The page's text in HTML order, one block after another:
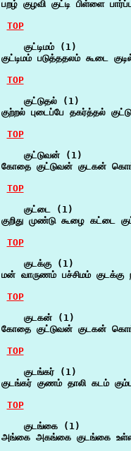
பறழ் குழவி குட்டி பிள்ளை
TOP
    குட்டிமம் (1)
குட்டிமம் படுத்ததலம் கூடை
TOP
    குட்டுதல் (1)
குற்றல் புடைப்பே தகர்த்தல்
TOP
    குட்டுவன் (1)
கோதை குட்டுவன் குடகன்
TOP
    குட்டை (1)
குறிது முண்டு கூழை
TOP
    குடக்கு (1)
மன் வாருணம் பச்சிமம்
TOP
    குடகன் (1)
கோதை குட்டுவன் குடகன்
TOP
    குடங்கர் (1)
குடங்கர் குணம் தாலி கடம்
TOP
    குடங்கை (1)
அங்கை அகங்கை குடங்கை